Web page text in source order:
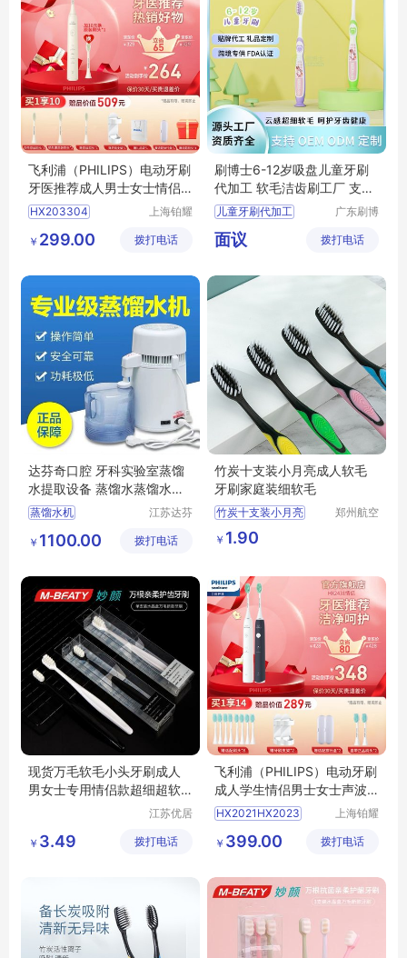
飞利浦（PHILIPS）电动牙刷
牙医推荐成人男士女士情侣
声波震动牙刷HX24715效宝
藏刷五种模式【三八妇女节
礼物】HX品质好
HX203304
上海铂耀
有限公司
￥ 299.00 拨打电话
刷博士6-12岁吸盘儿童牙刷
代加工 软毛洁齿刷工厂 支持
OEM定制
儿童牙刷代加工
儿童牙刷代工
儿童牙刷工厂
儿童牙刷定制
广东刷博
限公司
面议 拨打电话
达芬奇口腔 牙科实验室蒸馏
水提取设备 蒸馏水蒸馏水机
器
蒸馏水机
实验室蒸馏水提取设备
牙科蒸馏水机
江苏达芬
份有限公
￥ 1100.00 拨打电话
竹炭十支装小月亮成人软毛
牙刷家庭装细软毛
竹炭十支装小月亮
成人软毛家庭装
牙刷软毛
郑州航空
￥ 1.90
现货万毛软毛小头牙刷成人
男女士专用情侣款超细超软
江苏优居
有限公司
￥ 3.49 拨打电话
飞利浦（PHILIPS）电动牙刷
成人学生情侣男士女士声波
震动牙刷新升级净力刷牙医
推荐温和清洁【三八妇女节
礼物】HX243品质好
HX2021HX2023
上海铂耀
有限公司
￥ 399.00 拨打电话